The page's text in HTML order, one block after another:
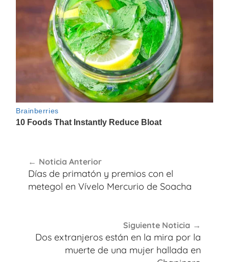
de
entradas
Noticia Anterior
Días de primatón y premios con el
metegol en Vívelo Mercurio de Soacha
Siguiente Noticia
Dos extranjeros están en la mira por la
muerte de una mujer hallada en